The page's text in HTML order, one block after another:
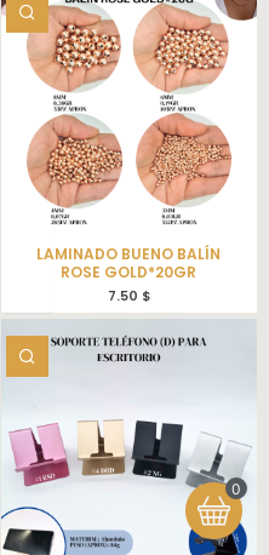
LAMINADO BUENO BALÍN
ROSE GOLD*20GR
7.50 $
0